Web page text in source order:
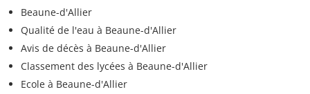
Beaune-d'Allier
Qualité de l'eau à Beaune-d'Allier
Avis de décès à Beaune-d'Allier
Classement des lycées à Beaune-d'Allier
Ecole à Beaune-d'Allier